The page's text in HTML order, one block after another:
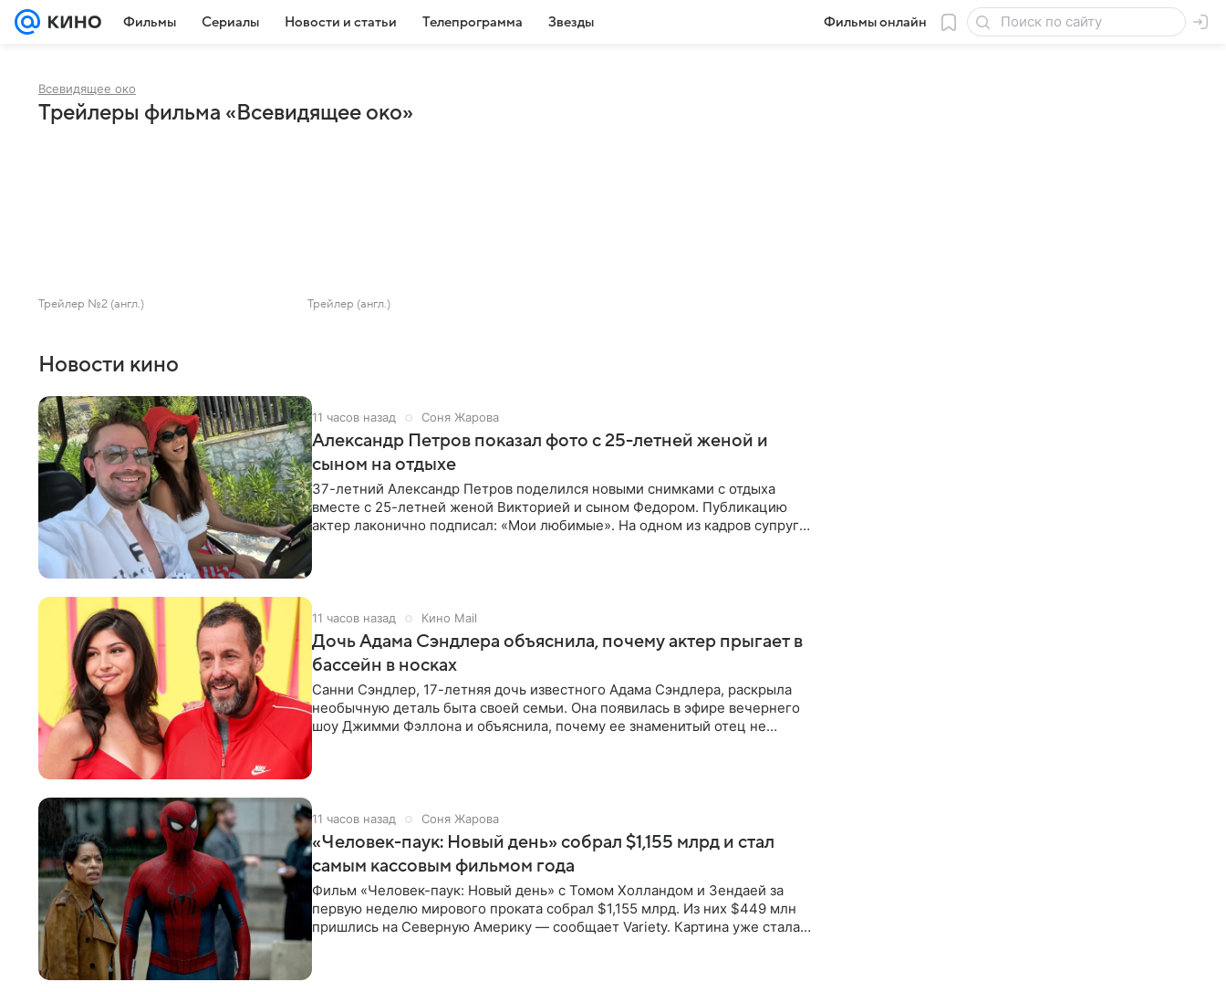
Фильмы Сериалы Новости и статьи Телепрограмма Звезды Фильмы онлайн
Всевидящее око
Трейлеры фильма «Всевидящее око»
Трейлер №2 (англ.) Трейлер (англ.)
Новости кино
11 часов назад Соня Жарова
Александр Петров показал фото с 25-летней женой и
сыном на отдыхе
37-летний Александр Петров поделился новыми снимками с отдыха
вместе с 25-летней женой Викторией и сыном Федором. Публикацию
актер лаконично подписал: «Мои любимые». На одном из кадров супруги
11 часов назад Кино Mail
Дочь Адама Сэндлера объяснила, почему актер прыгает в
бассейн в носках
Санни Сэндлер, 17-летняя дочь известного Адама Сэндлера, раскрыла
необычную деталь быта своей семьи. Она появилась в эфире вечернего
шоу Джимми Фэллона и объяснила, почему ее знаменитый отец не
11 часов назад Соня Жарова
«Человек-паук: Новый день» собрал $1,155 млрд и стал
самым кассовым фильмом года
Фильм «Человек-паук: Новый день» с Томом Холландом и Зендаей за
первую неделю мирового проката собрал $1,155 млрд. Из них $449 млн
пришлись на Северную Америку — сообщает Variety. Картина уже стала